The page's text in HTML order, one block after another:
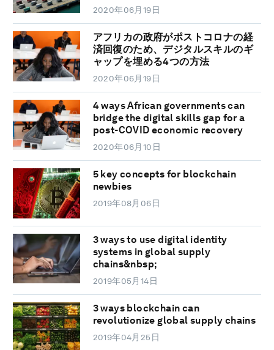
2020年06月19日
アフリカの政府がポストコロナの経
済回復のため、デジタルスキルのギ
ャップを埋める4つの方法
2020年06月19日
4 ways African governments can
bridge the digital skills gap for a
post-COVID economic recovery
2020年06月10日
5 key concepts for blockchain
newbies
2019年08月06日
3 ways to use digital identity
systems in global supply
chains&nbsp;
2019年05月14日
3 ways blockchain can
revolutionize global supply chains
2019年04月25日